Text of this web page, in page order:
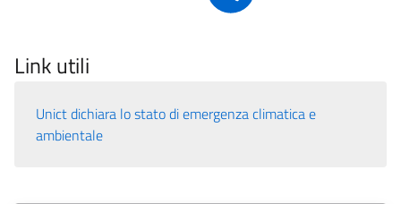
Link utili
Unict dichiara lo stato di emergenza climatica e
ambientale